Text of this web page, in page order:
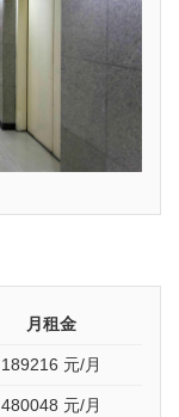
月租金
189216 元/月
480048 元/月